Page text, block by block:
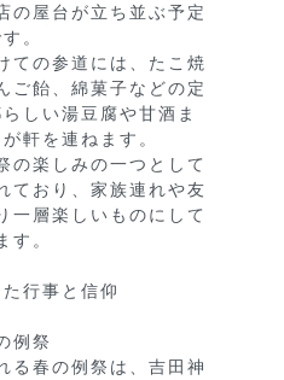
屋台が立ち並ぶ予定
。
ての参道には、たこ焼
ご飴、綿菓子などの定
しい湯豆腐や甘酒ま
軒を連ねます。
の楽しみの一つとして
ており、家族連れや友
一層楽しいものにして
す。
行事と信仰
例祭
る春の例祭は、吉田神